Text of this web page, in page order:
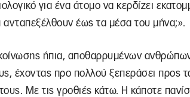
για ένα άτομο να κερδίζει
έως τα μέσα του μήνα;».
ήπια, αποθαρρυμένων
έχοντας προ πολλού ξεπεράσει προς
Με τις γροθιές κάτω. Η κάποτε